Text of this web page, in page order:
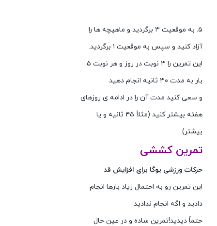
۵. به موقعیت ۳ برگردید و ماهیچه ها را
آزاد کنید و سپس به موقعیت ۱ برگردید.
این تمرین را ۳ نوبت در روز و هر نوبت ۵
بار به مدت ۳۰ ثانیه انجام دهید
و سعی کنید مدت آن را در ادامه ی روزهای
هفته بیشتر کنید (مثلاً ۴۵ ثانیه و یا
بیشتر).
تمرین کششی
حرکات ورزشی یوگا برای افزایش قد
این تمرین رو به احتمال زیاد بارها انجام
دادید و اگه انجام ندادید
حتماً دیدید!تمرین ساده و در عین حال